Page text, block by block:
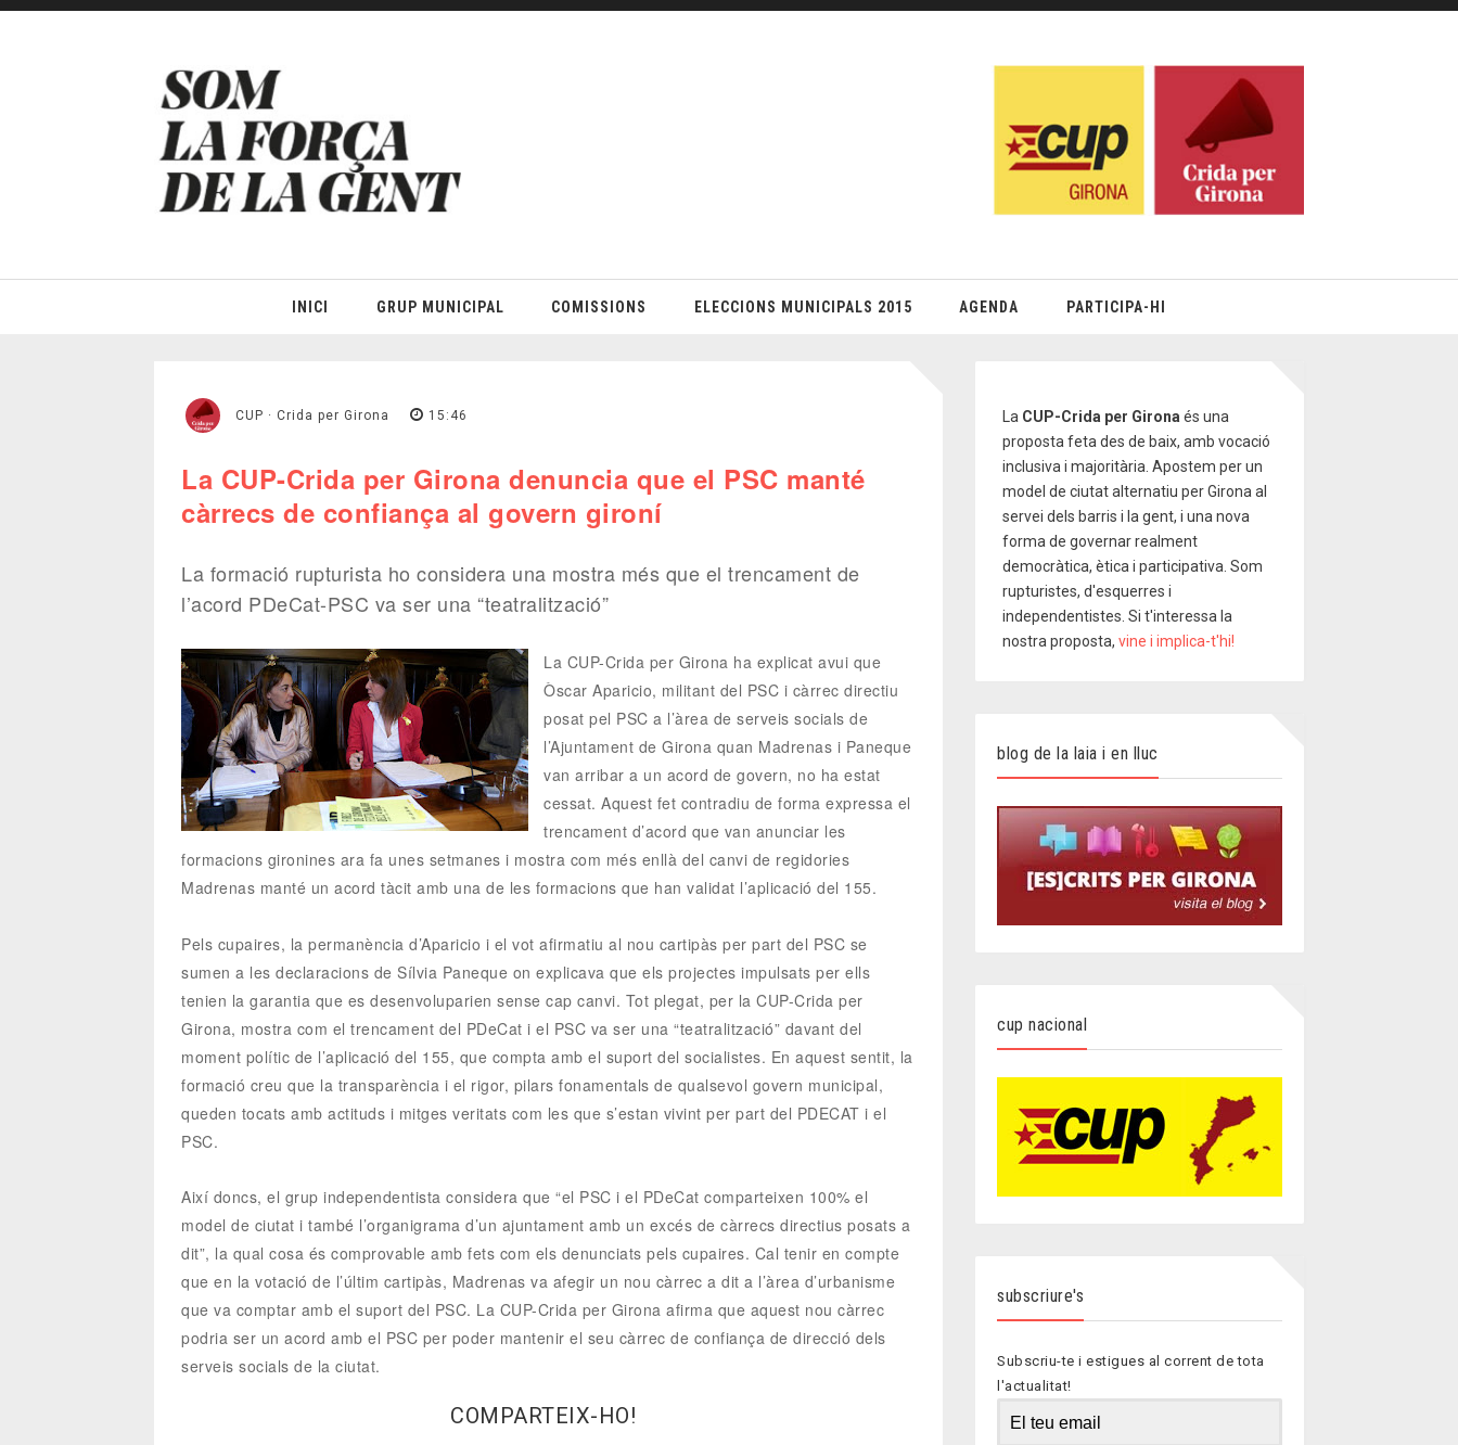
INICI GRUP MUNICIPAL COMISSIONS ELECCIONS MUNICIPALS 2015 AGENDA PARTICIPA-HI
CUP · Crida per Girona 15:46
La CUP-Crida per Girona denuncia que el PSC manté
càrrecs de confiança al govern gironí
La formació rupturista ho considera una mostra més que el trencament de
l’acord PDeCat-PSC va ser una “teatralització”
La CUP-Crida per Girona ha explicat avui que
Òscar Aparicio, militant del PSC i càrrec directiu
posat pel PSC a l’àrea de serveis socials de
l’Ajuntament de Girona quan Madrenas i Paneque
van arribar a un acord de govern, no ha estat
cessat. Aquest fet contradiu de forma expressa el
trencament d’acord que van anunciar les
formacions gironines ara fa unes setmanes i mostra com més enllà del canvi de regidories
Madrenas manté un acord tàcit amb una de les formacions que han validat l’aplicació del 155.
Pels cupaires, la permanència d’Aparicio i el vot afirmatiu al nou cartipàs per part del PSC se
sumen a les declaracions de Sílvia Paneque on explicava que els projectes impulsats per ells
tenien la garantia que es desenvoluparien sense cap canvi. Tot plegat, per la CUP-Crida per
Girona, mostra com el trencament del PDeCat i el PSC va ser una “teatralització” davant del
moment polític de l’aplicació del 155, que compta amb el suport del socialistes. En aquest sentit, la
formació creu que la transparència i el rigor, pilars fonamentals de qualsevol govern municipal,
queden tocats amb actituds i mitges veritats com les que s’estan vivint per part del PDECAT i el
PSC.
Així doncs, el grup independentista considera que “el PSC i el PDeCat comparteixen 100% el
model de ciutat i també l’organigrama d’un ajuntament amb un excés de càrrecs directius posats a
dit”, la qual cosa és comprovable amb fets com els denunciats pels cupaires. Cal tenir en compte
que en la votació de l’últim cartipàs, Madrenas va afegir un nou càrrec a dit a l’àrea d’urbanisme
que va comptar amb el suport del PSC. La CUP-Crida per Girona afirma que aquest nou càrrec
podria ser un acord amb el PSC per poder mantenir el seu càrrec de confiança de direcció dels
serveis socials de la ciutat.
COMPARTEIX-HO!
La CUP-Crida per Gironaés una
proposta feta des de baix, amb vocació
inclusiva i majoritària. Apostem per un
model de ciutat alternatiu per Girona al
servei dels barris i la gent, i una nova
forma de governar realment
democràtica, ètica i participativa. Som
rupturistes, d'esquerres i
independentistes. Si t'interessa la
nostra proposta, vine i implica-t'hi!
blog de la laia i en lluc
cup nacional
subscriure's
Subscriu-te i estigues al corrent de tota
l'actualitat!